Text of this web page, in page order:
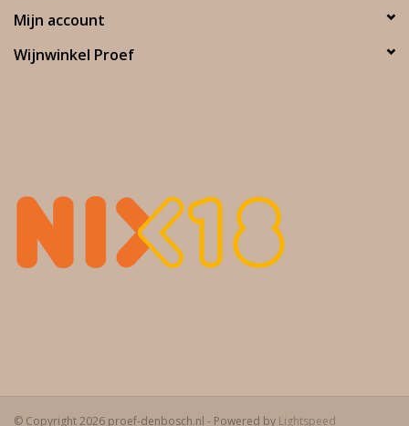
Mijn account
Wijnwinkel Proef
© Copyright 2026 proef-denbosch.nl - Powered by Lightspeed